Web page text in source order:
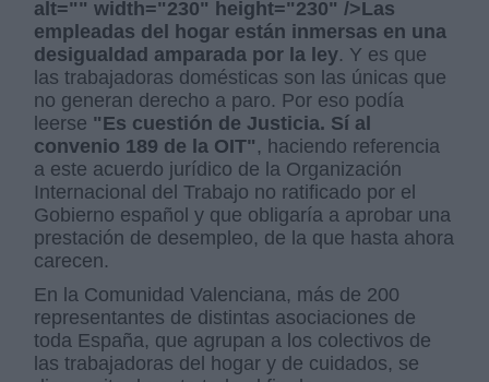
alt="" width="230" height="230" />Las
empleadas del hogar están inmersas en una
desigualdad amparada por la ley. Y es que
las trabajadoras domésticas son las únicas que
no generan derecho a paro. Por eso podía
leerse "Es cuestión de Justicia. Sí al
convenio 189 de la OIT" , haciendo referencia
a este acuerdo jurídico de la Organización
Internacional del Trabajo no ratificado por el
Gobierno español y que obligaría a aprobar una
prestación de desempleo, de la que hasta ahora
carecen.
En la Comunidad Valenciana, más de 200
representantes de distintas asociaciones de
toda España, que agrupan a los colectivos de
las trabajadoras del hogar y de cuidados, se